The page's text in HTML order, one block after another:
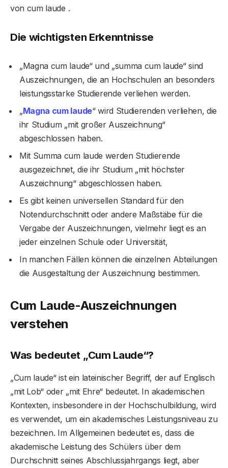
von cum laude .
Die wichtigsten Erkenntnisse
„Magna cum laude“ und „summa cum laude“ sind
Auszeichnungen, die an Hochschulen an besonders
leistungsstarke Studierende verliehen werden.
„Magna cum laude“ wird Studierenden verliehen, die
ihr Studium „mit großer Auszeichnung“
abgeschlossen haben.
Mit Summa cum laude werden Studierende
ausgezeichnet, die ihr Studium „mit höchster
Auszeichnung“ abgeschlossen haben.
Es gibt keinen universellen Standard für den
Notendurchschnitt oder andere Maßstäbe für die
Vergabe der Auszeichnungen, vielmehr liegt es an
jeder einzelnen Schule oder Universität,
In manchen Fällen können die einzelnen Abteilungen
die Ausgestaltung der Auszeichnung bestimmen.
Cum Laude-Auszeichnungen
verstehen
Was bedeutet „Cum Laude“?
„Cum laude“ ist ein lateinischer Begriff, der auf Englisch
„mit Lob“ oder „mit Ehre“ bedeutet. In akademischen
Kontexten, insbesondere in der Hochschulbildung, wird
es verwendet, um ein akademisches Leistungsniveau zu
bezeichnen. Im Allgemeinen bedeutet es, dass die
akademische Leistung des Schülers über dem
Durchschnitt seines Abschlussjahrgangs liegt, aber